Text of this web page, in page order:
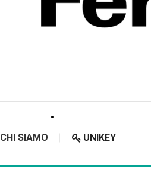
CHI SIAMO UNIKEY